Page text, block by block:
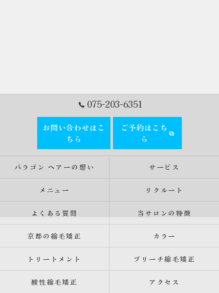
075-203-6351
お問い合わせはこ
ちら
ご予約はこち
ら
パラゴン ヘアーの想い サービス
メニュー リクルート
よくある質問 当サロンの特徴
京都の縮毛矯正 カラー
トリートメント ブリーチ縮毛矯正
酸性縮毛矯正 アクセス